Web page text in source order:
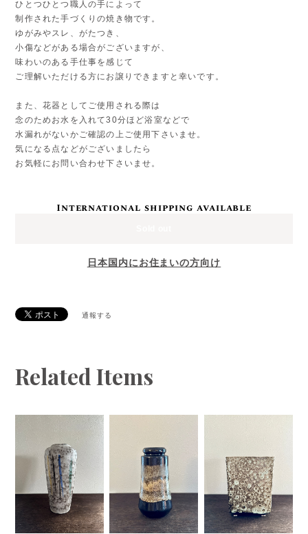
ひとつひとつ職人の手によって
制作された手づくりの焼き物です。
ゆがみやスレ、がたつき、
小傷などがある場合がございますが、
味わいのある手仕事を感じて
ご理解いただける方にお譲りできますと幸いです。
また、花器としてご使用される際は
念のためお水を入れて30分ほど浴室などで
水漏れがないかご確認の上ご使用下さいませ。
気になる点などがございましたら
お気軽にお問い合わせ下さいませ。
International shipping available
日本国内にお住まいの方向け
通報する
Related Items